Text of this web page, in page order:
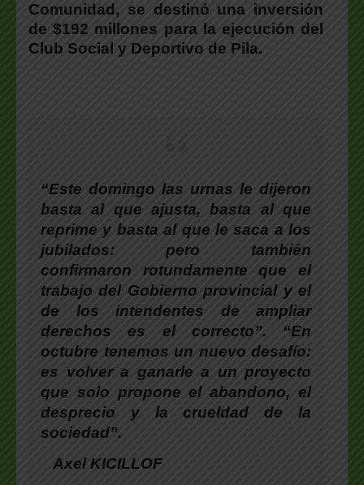
Comunidad, se destinó una inversión
de $192 millones para la ejecución del
Club Social y Deportivo de Pila.
“Este domingo las urnas le dijeron
basta al que ajusta, basta al que
reprime y basta al que le saca a los
jubilados: pero también
confirmaron rotundamente que el
trabajo del Gobierno provincial y el
de los intendentes de ampliar
derechos es el correcto”. “En
octubre tenemos un nuevo desafío:
es volver a ganarle a un proyecto
que solo propone el abandono, el
desprecio y la crueldad de la
sociedad”.
Axel KICILLOF